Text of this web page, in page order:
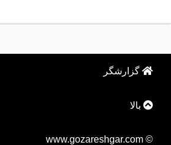
گزارشگر
بالا
© www.gozareshgar.com